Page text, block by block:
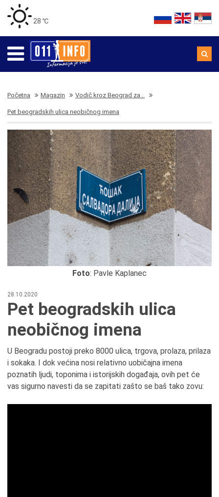
28 ℃
Početna Magazin Vodič kroz Beograd za...
Pet beogradskih ulica neobičnog imena
Foto: Pavle Kaplanec
28.10.2020
Pet beogradskih ulica
neobičnog imena
U Beogradu postoji preko 8000 ulica, trgova, prolaza, prilaza
i sokaka. I dok većina nosi relativno uobičajna imena
poznatih ljudi, toponima i istorijskih događaja, ovih pet će
vas sigurno navesti da se zapitati zašto se baš tako zovu: